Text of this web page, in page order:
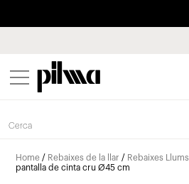
pilma
Home / Rebaixes de la llar / Rebaixes Llums
pantalla de cinta cru Ø45 cm